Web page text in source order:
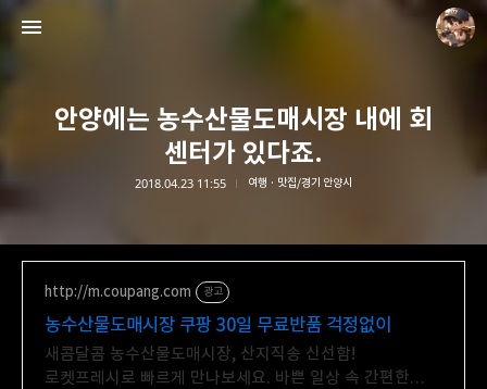
안양에는 농수산물도매시장 내에 회
센터가 있다죠.
2018.04.23 11:55 여행 · 맛집/경기 안양시
http://m.coupang.com 광고
농수산물도매시장 쿠팡 30일 무료반품 걱정없이
새콤달콤 농수산물도매시장, 산지직송 신선함!
로켓프레시로 빠르게 만나보세요. 바쁜 일상 속 간편한
담덕이의 탐방일지
담덕.